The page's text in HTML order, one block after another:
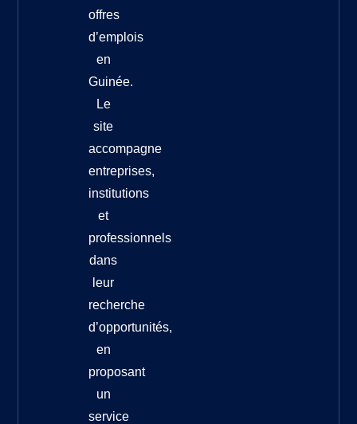
offres
d’emplois
en
Guinée.
Le
site
accompagne
entreprises,
institutions
et
professionnels
dans
leur
recherche
d’opportunités,
en
proposant
un
service